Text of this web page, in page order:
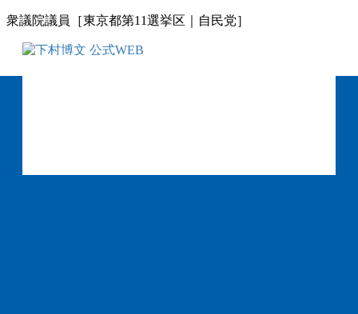
コ
ナ
衆議院議員［東京都第11選挙区｜自民党］